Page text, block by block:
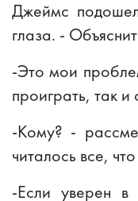
Джеймс
глаза. -
-Это мои
проиграть, так и
-Кому? -
читалось все,
-Если уверен в